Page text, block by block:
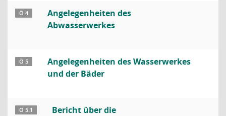
Ö 4
Angelegenheiten des
Abwasserwerkes
Ö 5
Angelegenheiten des Wasserwerkes
und der Bäder
Ö 5.1
Bericht über die